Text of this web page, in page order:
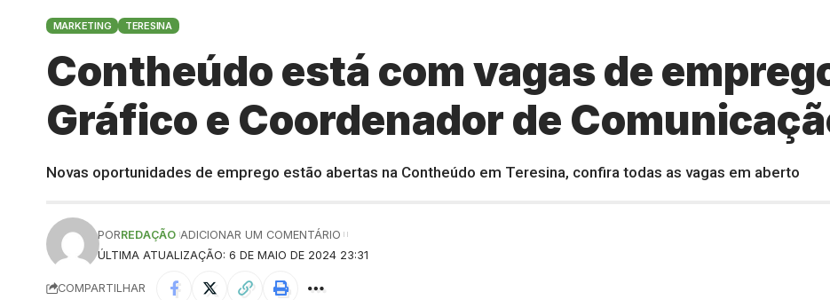
MARKETING TERESINA
Contheúdo está com vagas de
Gráfico e Coordenador de
Novas oportunidades de emprego estão abertas na Contheúdo em Teresina, confira todas as vagas em aberto
ÚLTIMA ATUALIZAÇÃO: 6 DE MAIO DE 2024 23:31
PORREDAÇÃO ADICIONAR UM COMENTÁRIO
COMPARTILHAR